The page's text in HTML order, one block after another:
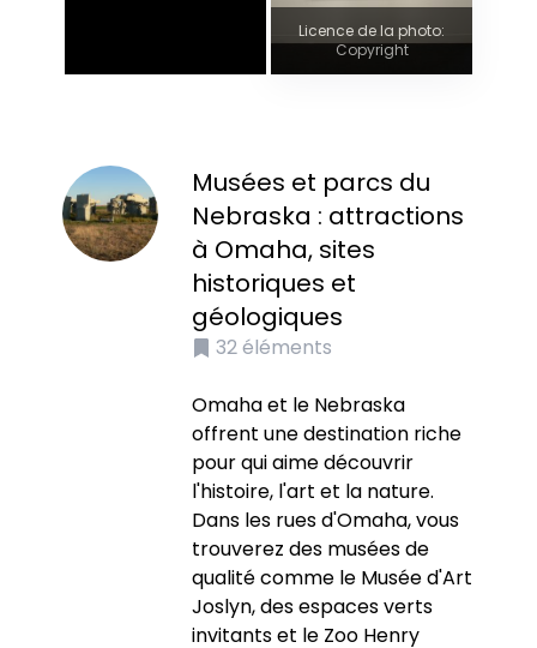
Licence de la photo:
Copyright
Musées et parcs du
Nebraska : attractions
à Omaha, sites
historiques et
géologiques
32éléments
Omaha et le Nebraska
offrent une destination riche
pour qui aime découvrir
l'histoire, l'art et la nature.
Dans les rues d'Omaha, vous
trouverez des musées de
qualité comme le Musée d'Art
Joslyn, des espaces verts
invitants et le Zoo Henry